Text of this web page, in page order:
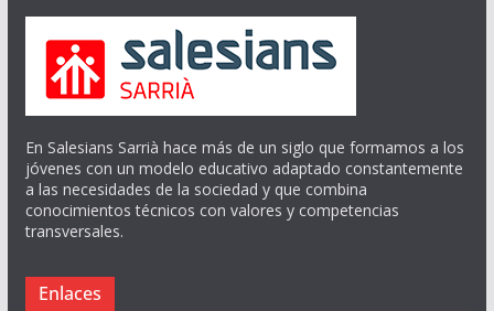
En Salesians Sarrià hace más de un siglo que formamos a los
jóvenes con un modelo educativo adaptado constantemente
a las necesidades de la sociedad y que combina
conocimientos técnicos con valores y competencias
transversales.
Enlaces